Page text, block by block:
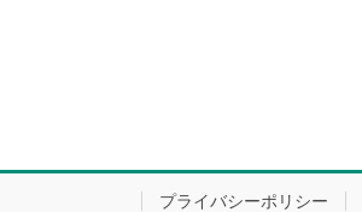
プライバシーポリシー